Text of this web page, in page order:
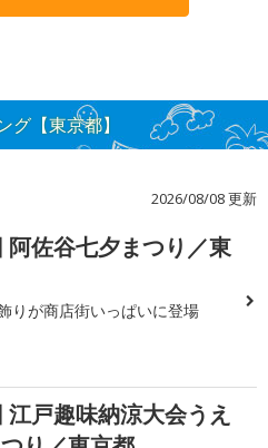
グ【東京都】
2026/08/08 更新
阿佐谷七夕まつり／東
りが商店街いっぱいに登場
江戸趣味納涼大会うえ